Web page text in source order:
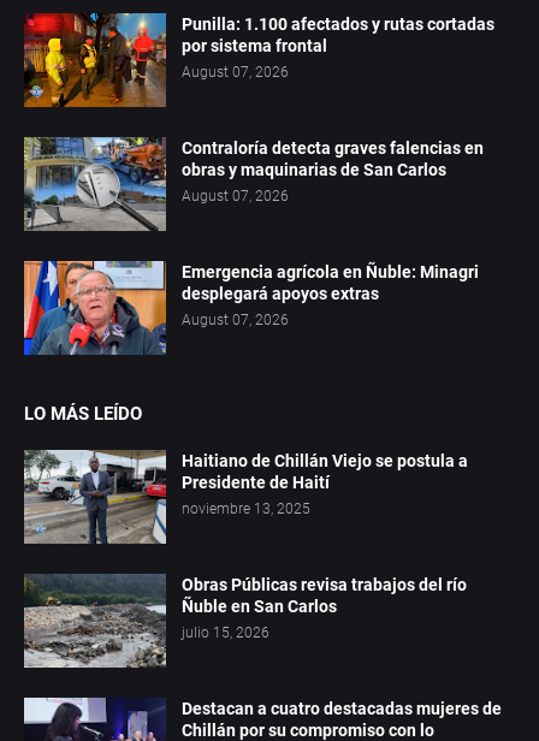
Punilla: 1.100 afectados y rutas cortadas
por sistema frontal
August 07, 2026
Contraloría detecta graves falencias en
obras y maquinarias de San Carlos
August 07, 2026
Emergencia agrícola en Ñuble: Minagri
desplegará apoyos extras
August 07, 2026
LO MÁS LEÍDO
Haitiano de Chillán Viejo se postula a
Presidente de Haití
noviembre 13, 2025
Obras Públicas revisa trabajos del río
Ñuble en San Carlos
julio 15, 2026
Destacan a cuatro destacadas mujeres de
Chillán por su compromiso con lo